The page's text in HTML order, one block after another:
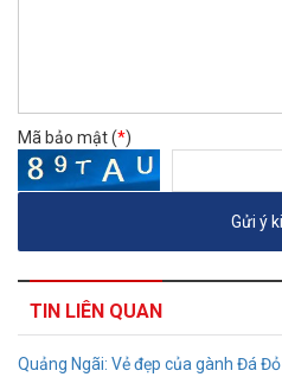
Mã bảo mật (*)
TIN LIÊN QUAN
Quảng Ngãi: Vẻ đẹp của gành Đá Đỏ